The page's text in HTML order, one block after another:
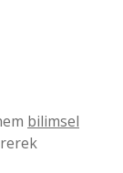
bilimsel